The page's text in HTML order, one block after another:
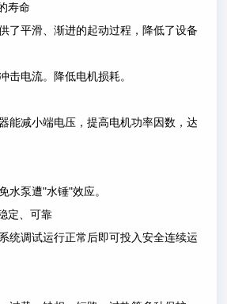
寿命
平滑、渐进的起动过程，降低了设备
电流。降低电机损耗。
减小端电压，提高电机功率因数，达
水泵遭"水锤"效应。
定、可靠
调试运行正常后即可投入安全连续运